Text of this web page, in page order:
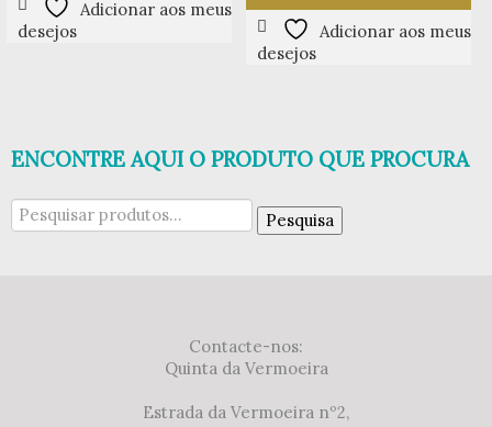
Adicionar aos meus
desejos
Adicionar aos meus
desejos
ENCONTRE AQUI O PRODUTO QUE PROCURA
Pesquisar
por:
Pesquisa
Contacte-nos:
Quinta da Vermoeira
Estrada da Vermoeira nº2,